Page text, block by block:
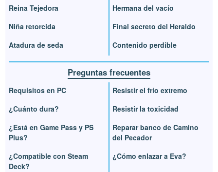
Reina Tejedora
Niña retorcida
Atadura de seda
Hermana del vacío
Final secreto del Heraldo
Contenido perdible
Preguntas frecuentes
Requisitos en PC
¿Cuánto dura?
¿Está en Game Pass y PS
Plus?
¿Compatible con Steam
Deck?
Resistir el frío extremo
Resistir la toxicidad
Reparar banco de Camino
del Pecador
¿Cómo enlazar a Eva?